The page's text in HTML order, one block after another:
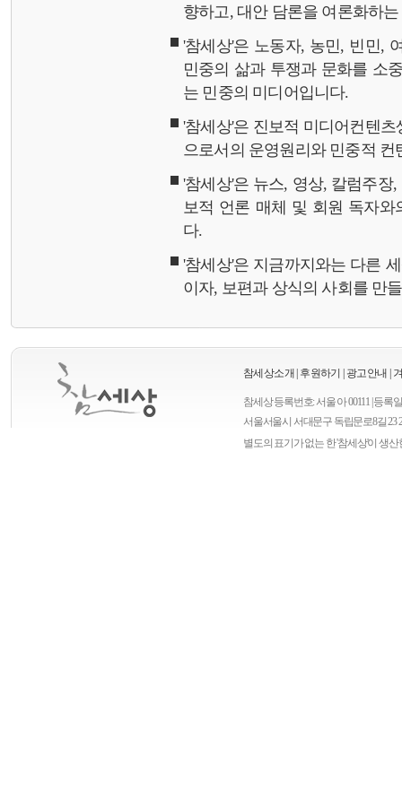
향하고, 대안 담론을 여론화하
'참세상'은 노동자, 농민, 빈민,
민중의 삶과 투쟁과 문화를 소
는 민중의 미디어입니다.
'참세상'은 진보적 미디어컨텐
으로서의 운영원리와 민중적
'참세상'은 뉴스, 영상, 칼럼주
보적 언론 매체 및 회원 독자와
다.
'참세상'은 지금까지와는 다른
이자, 보편과 상식의 사회를 만
참세상소개 후원하기 광고안내
참세상 등록번호: 서울 아 00111 | 등록
서울서울시 서대문구 독립문로8길 23
별도의 표기가 없는 한 '참세상'이 생